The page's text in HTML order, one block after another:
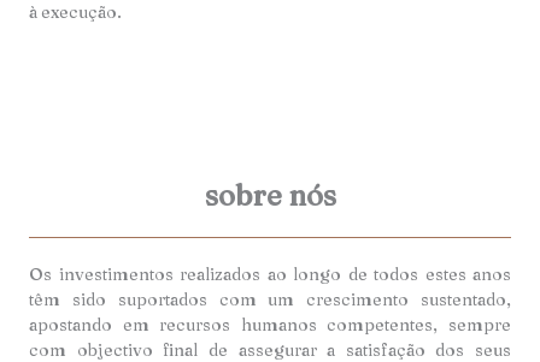
à execução.
sobre nós
Os investimentos realizados ao longo de todos estes anos
têm sido suportados com um crescimento sustentado,
apostando em recursos humanos competentes, sempre
com objectivo final de assegurar a satisfação dos seus